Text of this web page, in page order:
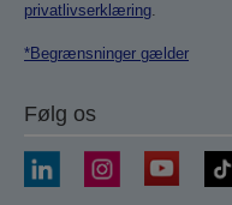
privatlivserklæring.
*Begrænsninger gælder
Følg os